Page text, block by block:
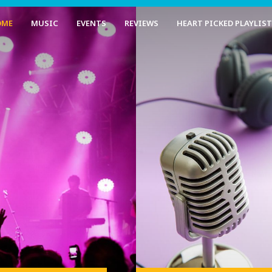
MUSIC EVENTS REVIEWS HEART PICKED